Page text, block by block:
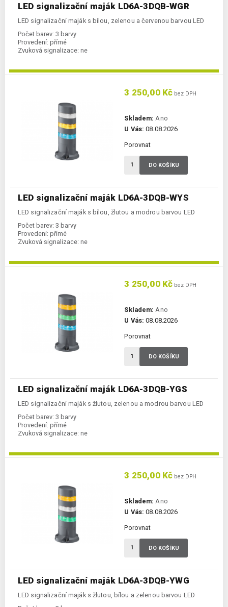
LED signalizační maják LD6A-3DQB-WGR
LED signalizační maják s bílou, zelenou a červenou barvou LED
Počet barev: 3 barvy
Provedení: přímé
Zvuková signalizace: ne
LED signalizační maják LD6A-3DQB-WYS
LED signalizační maják s bílou, žlutou a modrou barvou LED
Počet barev: 3 barvy
Provedení: přímé
Zvuková signalizace: ne
3 250,00 Kč bez DPH
Skladem: Ano
U Vás: 08.08.2026
Porovnat
DO KOŠÍKU
LED signalizační maják LD6A-3DQB-YGS
LED signalizační maják s žlutou, zelenou a modrou barvou LED
Počet barev: 3 barvy
Provedení: přímé
Zvuková signalizace: ne
3 250,00 Kč bez DPH
Skladem: Ano
U Vás: 08.08.2026
Porovnat
DO KOŠÍKU
LED signalizační maják LD6A-3DQB-YWG
LED signalizační maják s žlutou, bílou a zelenou barvou LED
3 250,00 Kč bez DPH
Skladem: Ano
U Vás: 08.08.2026
Porovnat
DO KOŠÍKU